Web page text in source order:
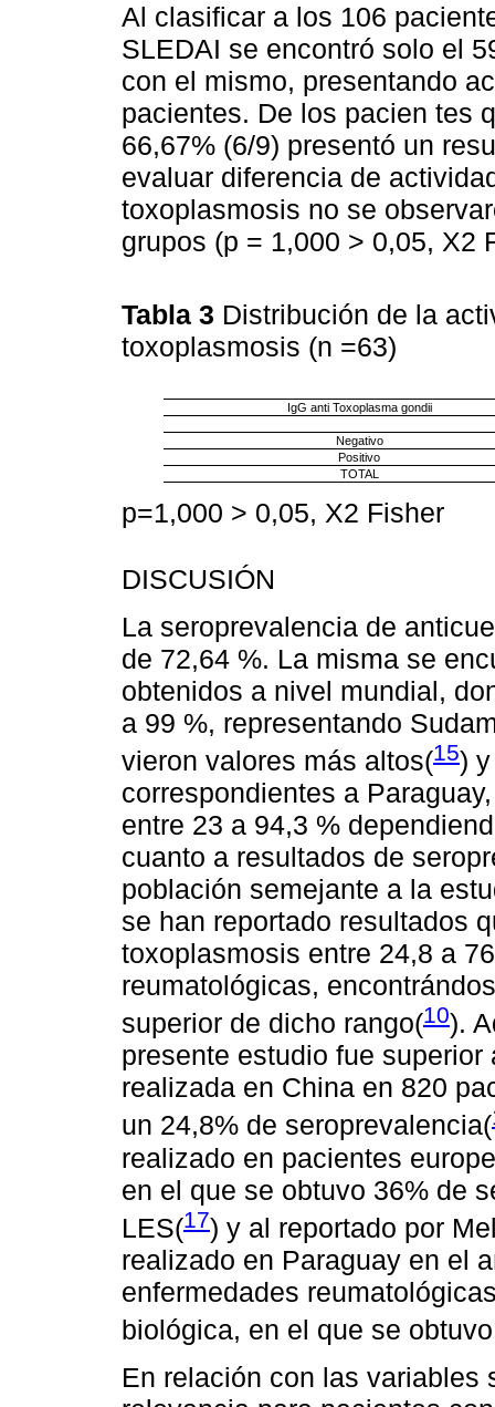
Al clasificar a los 106
SLEDAI se encontró solo el
con el mismo, presentando
pacientes. De los pacien tes
66,67% (6/9) presentó un
evaluar diferencia de
toxoplasmosis no se
grupos (p = 1,000 > 0,05, X2
Tabla 3 Distribución de la
toxoplasmosis (n =63)
IgG anti Toxoplasma gondii
Negativo
Positivo
TOTAL
p=1,000 > 0,05, X2 Fisher
DISCUSIÓN
La seroprevalencia de
de 72,64 %. La misma se
obtenidos a nivel mundial,
a 99 %, representando
vieron valores más altos(15)
correspondientes a
entre 23 a 94,3 %
cuanto a resultados de
población semejante a la
se han reportado resultados
toxoplasmosis entre 24,8 a
reumatológicas,
superior de dicho rango(10).
presente estudio fue
realizada en China en 820
un 24,8% de seroprevalencia(
realizado en pacientes
en el que se obtuvo 36% de
LES(17) y al reportado por
realizado en Paraguay en el
enfermedades
biológica, en el que se
En relación con las variables